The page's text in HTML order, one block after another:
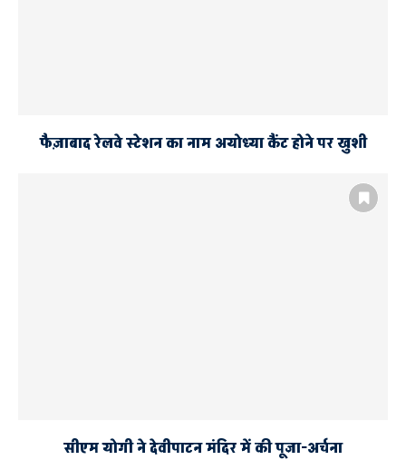
फैज़ाबाद रेलवे स्टेशन का नाम अयोध्या कैंट होने पर खुशी
सीएम योगी ने देवीपाटन मंदिर में की पूजा-अर्चना